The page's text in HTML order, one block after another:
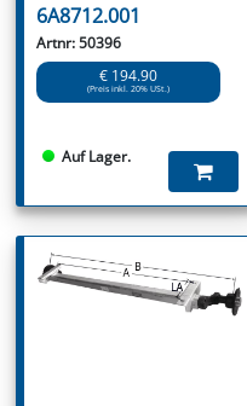
6A8712.001
Artnr: 50396
€ 194.90
(Preis inkl. 20% USt.)
Auf Lager.